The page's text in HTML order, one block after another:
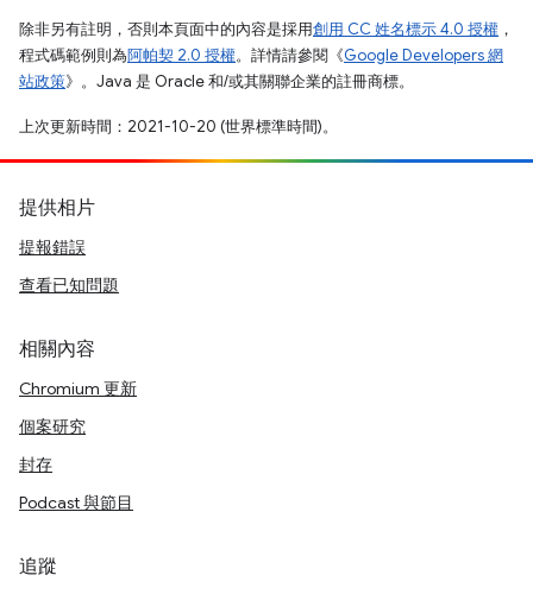
除非另有註明，否則本頁面中的內容是採用創用 CC 姓名標示 4.0 授權 ，
程式碼範例則為阿帕契 2.0 授權。詳情請參閱《Google Developers 網
站政策》。Java 是 Oracle 和/或其關聯企業的註冊商標。
上次更新時間：2021-10-20 (世界標準時間)。
提供相片
提報錯誤
查看已知問題
相關內容
Chromium 更新
個案研究
封存
Podcast 與節目
追蹤